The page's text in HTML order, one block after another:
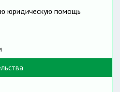
юридическую помощь